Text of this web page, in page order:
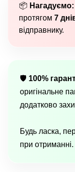
📦 Нагадуємо:
протягом 7
відправнику.
🛡 100%
оригінальне
додатково
Будь ласка,
при отриманні.